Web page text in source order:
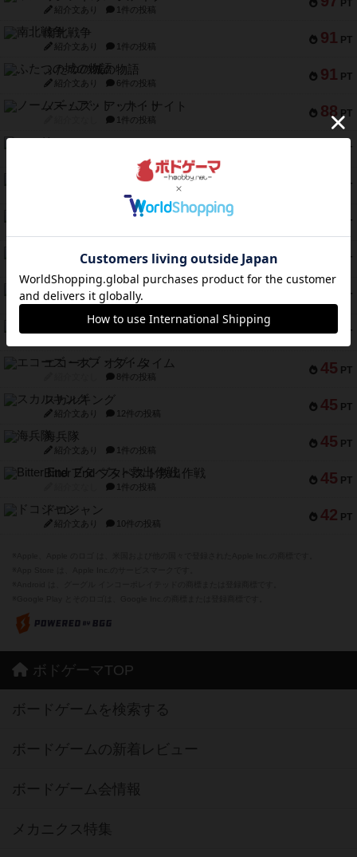
PT
紹介文あり 1件の投稿
91 PT
南北戦争
紹介文あり 1件の投稿
91 PT
ふたつの城の物語
紹介文あり 6件の投稿
88 PT
ノームズ・アット・ナイト
1件の投稿
PT
PT
フラットアイアン
2件の投稿
PT
トランスオリエント・エクスプレス
PT
アンブッシュ！：ムーブアウト！
紹介文あり 1件の投稿
PT
キャプテン・フリップ：イスラ・ボンバ
紹介文なし 2件の投稿
46 PT
ガルフストライク
45 PT
エコーズ・オブ・タイム
8件の投稿
45 PT
スカルキング
紹介文あり 12件の投稿
45 PT
海兵隊
紹介文あり 1件の投稿
45 PT
Bitter End ブタペスト救出作戦
1件の投稿
42 PT
ドコジャン
紹介文あり 10件の投稿
ボドゲーマTOP
ボードゲームを検索する
ボードゲームの新着レビュー
ボードゲーム会情報
メカニクス特集